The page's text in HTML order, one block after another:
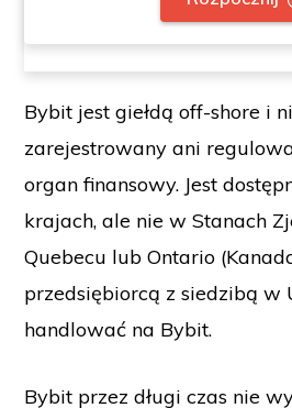
Bybit jest giełdą off-shore i
zarejestrowany ani
organ finansowy. Jest
krajach, ale nie w Stanach
Quebecu lub Ontario
przedsiębiorcą z siedzibą w
handlować na Bybit.
Bybit przez długi czas nie